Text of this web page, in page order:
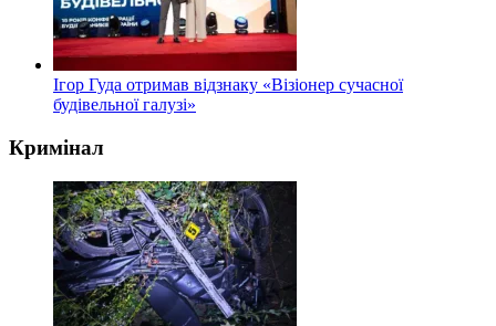
Ігор Гуда отримав відзнаку «Візіонер сучасної
будівельної галузі»
Кримінал